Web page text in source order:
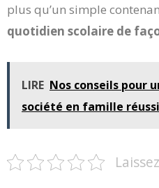
plus qu’un simple
quotidien scolaire de
LIRE Nos conseils pour
société en famille